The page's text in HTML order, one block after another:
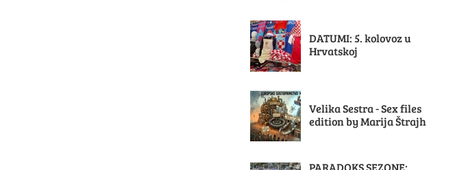
DATUMI: 5. kolovoz u
Hrvatskoj
Velika Sestra - Sex files
edition by Marija Štrajh
PARADOKS SEZONE: